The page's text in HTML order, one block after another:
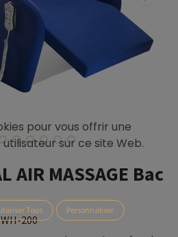
AIR MASSAGE Bac
200
pour vous offrir une
sur ce site Web.
Tous Personnaliser